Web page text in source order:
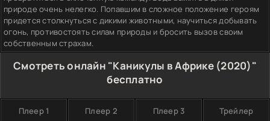
природе очень нелегко. Попавшим в сложное положение героям
придется столкнуться с дикими животными, научиться добывать
огонь, противостоять силам природы и бросить вызов своим
собственным страхам.
Смотреть онлайн "Каникулы в Африке (2020)"
бесплатно
Плеер 1 Плеер 2 Плеер 3 Трейлер